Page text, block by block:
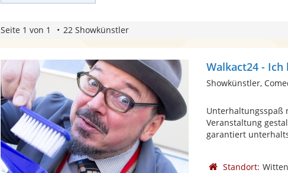
Seite 1 von 1 22 Showkünstler
Walkact24 - Ich
Showkünstler,
Unterhaltungsspaß
Veranstaltung
garantiert
Standort: Witten